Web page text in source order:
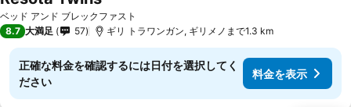
ベッド アンド ブレックファスト
料金を表示
8.7 大満足 57 ギリ トラワンガン, ギリメノまで1.3 km
正確な料金を確認するには日付を選択してく
ださい
料金を表示